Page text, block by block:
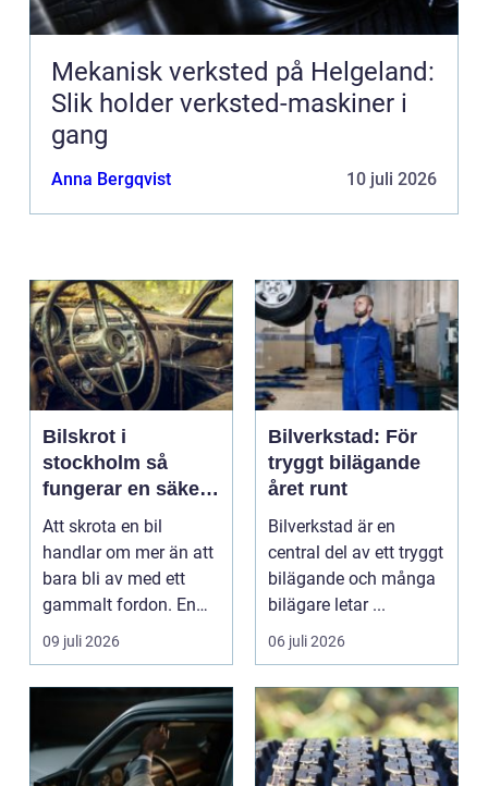
Mekanisk verksted på Helgeland:
Slik holder verksted-maskiner i
gang
Anna Bergqvist 10 juli 2026
Bilskrot i
stockholm så
fungerar en säker
och miljövänlig
skrotning
Att skrota en bil
handlar om mer än att
bara bli av med ett
gammalt fordon. En
genomtänkt skrotning
09 juli 2026
Bilverkstad: För
tryggt bilägande
året runt
Bilverkstad är en
central del av ett tryggt
bilägande och många
bilägare letar ...
06 juli 2026